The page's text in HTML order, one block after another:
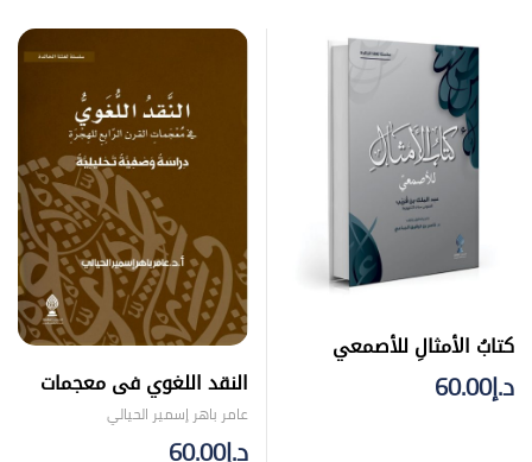
كتابُ الأمثالِ للأصمعي
د.إ60.00 النقد اللغوي فى معجمات
العقد الرابع للهجرة
عامر باهر إسمير الحيالي
د.إ60.00